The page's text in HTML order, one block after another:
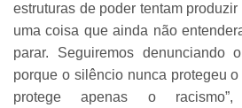
estruturas de poder tentam
uma coisa que ainda não
parar. Seguiremos denunciando
porque o silêncio nunca protegeu
protege apenas o racismo”,